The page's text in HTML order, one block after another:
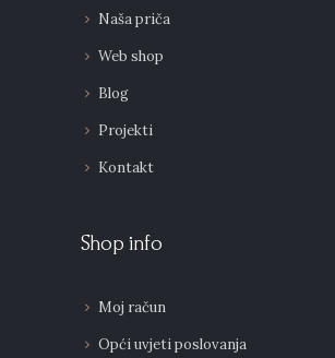
Naša priča
Web shop
Blog
Projekti
Kontakt
Shop info
Moj račun
Opći uvjeti poslovanja